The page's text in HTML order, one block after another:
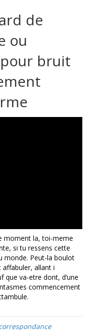
de
ou
bruit
moment la, toi-meme
si tu ressens cette
monde. Peut-la boulot
affabuler, allant i
que va-etre dont, d’une
commencement